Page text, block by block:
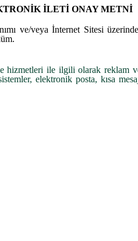
İLETİ ONAY METNİ
ve/veya İnternet Sitesi
hizmetleri ile ilgili olarak reklam
elektronik posta, kısa